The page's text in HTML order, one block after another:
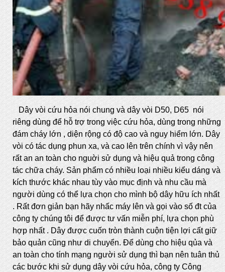
Dây vòi cứu hỏa nói chung và dây vòi D50, D65 nói
riêng dùng để hỗ trợ trong việc cứu hỏa, dùng trong những
đám cháy lớn , diện rộng có độ cao và nguy hiểm lớn. Dây
vòi có tác dụng phun xa, và cao lên trên chính vì vậy nên
rất an an toàn cho nguời sử dụng và hiệu quả trong công
tác chữa cháy. Sản phẩm có nhiều loại nhiều kiểu dáng và
kích thước khác nhau tùy vào mục định và nhu cầu mà
người dùng có thể lựa chọn cho mình bộ dây hữu ích nhất
. Rất đơn giản bạn hãy nhấc máy lên và gọi vào số đt của
công ty chúng tôi để được tư vấn miễn phí, lựa chọn phù
hợp nhất . Dây được cuốn tròn thành cuộn tiện lợi cất giữ
bảo quản cũng như di chuyển. Để dùng cho hiệu qủa và
an toàn cho tính mạng người sử dụng thì bạn nên tuân thủ
các bước khi sử dụng dây vòi cứu hỏa, công ty Công